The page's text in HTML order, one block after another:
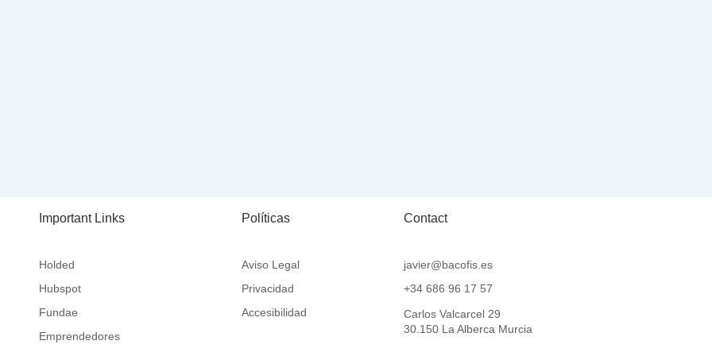
Important Links
Holded
Hubspot
Fundae
Emprendedores
Políticas
Aviso Legal
Privacidad
Accesibilidad
Contact
javier@bacofis.es
+34 686 96 17 57
Carlos Valcarcel 29
30.150 La Alberca Murcia